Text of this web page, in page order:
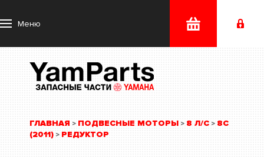
Меню
ГЛАВНАЯ > ПОДВЕСНЫЕ МОТОРЫ > 8 Л/С > 8C
(2011) > РЕДУКТОР